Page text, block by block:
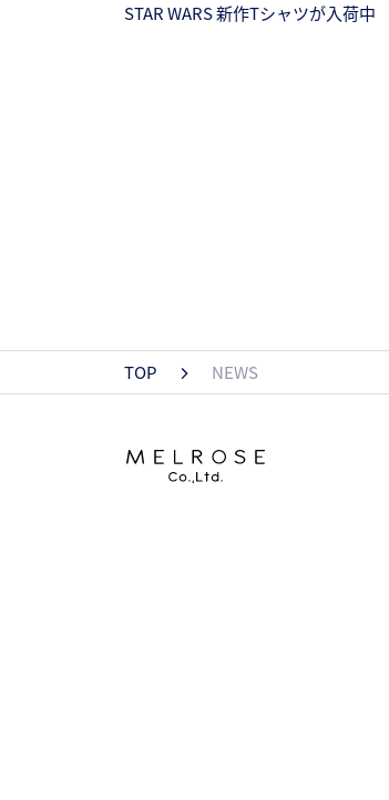
STAR WARS 新作Tシャツが入荷中
TOP NEWS